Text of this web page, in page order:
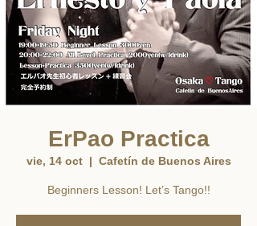
ErPao Practica
vie, 14 oct
  |
Cafetín de Buenos Aires
Beginners Lesson! Let’s Tango!!